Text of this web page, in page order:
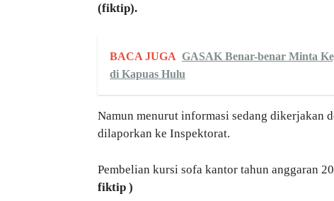
(fiktip).
BACA JUGA GASAK Benar-benar Minta
di Kapuas Hulu
Namun menurut informasi sedang dikerjakan
dilaporkan ke Inspektorat.
Pembelian kursi sofa kantor tahun anggaran
fiktip )